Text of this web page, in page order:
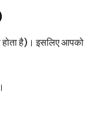
होता है)। इसलिए आपको